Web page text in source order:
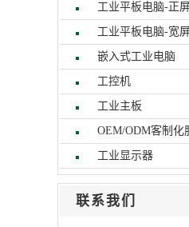
工业平板电脑-正
工业平板电脑-宽
嵌入式工业电脑
工控机
工业主板
OEM/ODM客制化
工业显示器
联系我们